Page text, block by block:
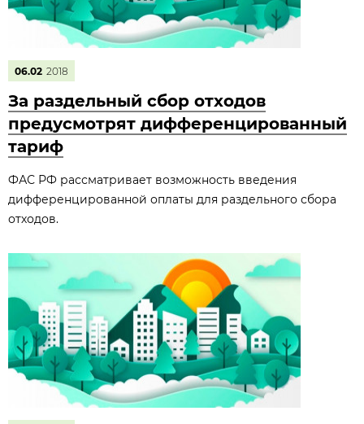
06.02 2018
За раздельный сбор отходов
предусмотрят дифференцированный
тариф
ФАС РФ рассматривает возможность введения
дифференцированной оплаты для раздельного сбора
отходов.